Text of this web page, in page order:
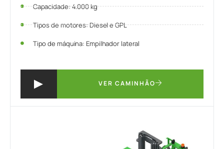
Capacidade: 4.000 kg
Tipos de motores: Diesel e GPL
Tipo de máquina: Empilhador lateral
VER CAMINHÃO